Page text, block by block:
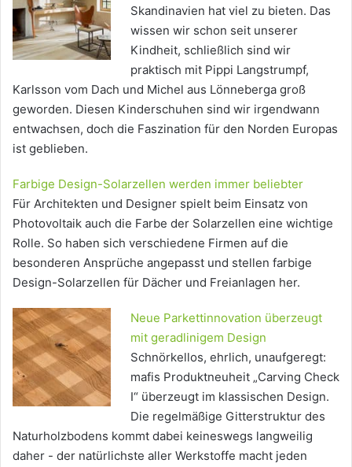
Skandinavien hat viel zu bieten. Das
wissen wir schon seit unserer
Kindheit, schließlich sind wir
praktisch mit Pippi Langstrumpf,
Karlsson vom Dach und Michel aus Lönneberga groß
geworden. Diesen Kinderschuhen sind wir irgendwann
entwachsen, doch die Faszination für den Norden Europas
ist geblieben.
Farbige Design-Solarzellen werden immer beliebter
Für Architekten und Designer spielt beim Einsatz von
Photovoltaik auch die Farbe der Solarzellen eine wichtige
Rolle. So haben sich verschiedene Firmen auf die
besonderen Ansprüche angepasst und stellen farbige
Design-Solarzellen für Dächer und Freianlagen her.
Neue Parkettinnovation überzeugt
mit geradlinigem Design
Schnörkellos, ehrlich, unaufgeregt:
mafis Produktneuheit „Carving Check
I“ überzeugt im klassischen Design.
Die regelmäßige Gitterstruktur des
Naturholzbodens kommt dabei keineswegs langweilig
daher - der natürlichste aller Werkstoffe macht jeden